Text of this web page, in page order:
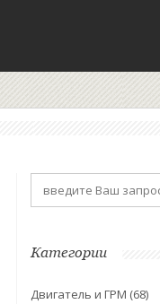
Категории
Двигатель и ГРМ (68)